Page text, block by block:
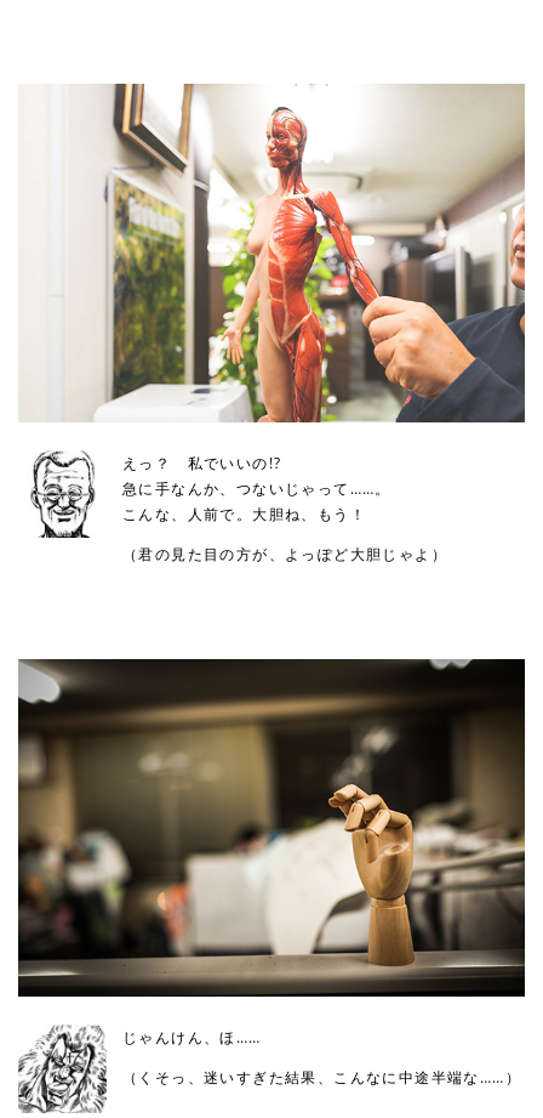
えっ？ 私でいいの!?
急に手なんか、つないじゃって……。
こんな、人前で。大胆ね、もう！
（君の見た目の方が、よっぽど大胆じゃよ）
じゃんけん、ほ……
（くそっ、迷いすぎた結果、こんなに中途半端な……）